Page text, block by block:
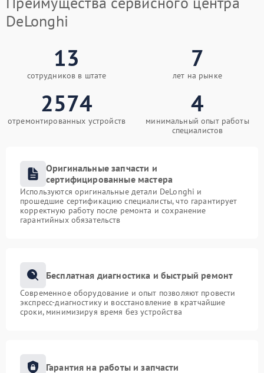
DeLonghi
13
сотрудников в штате
7
лет на рынке
2574
отремонтированных устройств
4
минимальный опыт работы
специалистов
Оригинальные запчасти и
сертифицированные мастера
Используются оригинальные детали DeLonghi и
прошедшие сертификацию специалисты, что гарантирует
корректную работу после ремонта и сохранение
гарантийных обязательств
Бесплатная диагностика и быстрый ремонт
Современное оборудование и опыт позволяют провести
экспресс-диагностику и восстановление в кратчайшие
сроки, минимизируя время без устройства
Гарантия на работы и запчасти